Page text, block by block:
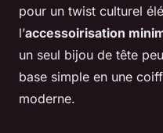
pour un twist culturel
l’accessoirisation
un seul bijou de tête
base simple en une
moderne.